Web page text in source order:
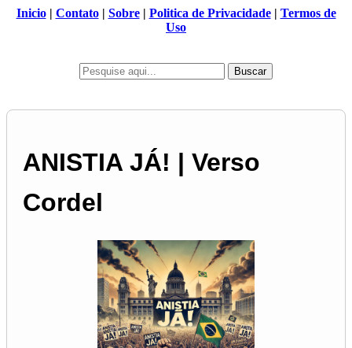
Inicio| Contato| Sobre| Politica de Privacidade| Termos de
Uso
Buscar
ANISTIA JÁ! | Verso
Cordel